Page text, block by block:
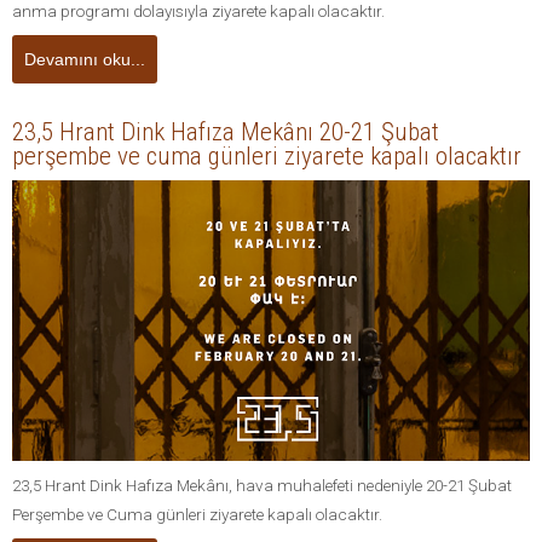
anma programı dolayısıyla ziyarete kapalı olacaktır.
Devamını oku...
23,5 Hrant Dink Hafıza Mekânı 20-21 Şubat
perşembe ve cuma günleri ziyarete kapalı olacaktır
23,5 Hrant Dink Hafıza Mekânı, hava muhalefeti nedeniyle 20-21 Şubat
Perşembe ve Cuma günleri ziyarete kapalı olacaktır.